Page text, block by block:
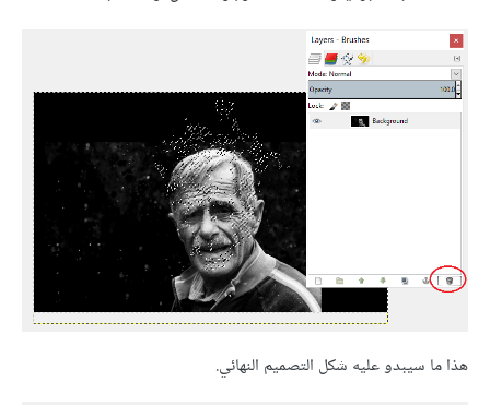
هذا ما سيبدو عليه شكل التصميم النهائي.